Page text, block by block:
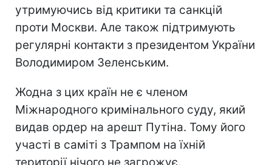
утримуючись від критики та санкцій
проти Москви. Але також підтримують
регулярні контакти з президентом України
Володимиром Зеленським.
Жодна з цих країн не є членом
Міжнародного кримінального суду, який
видав ордер на арешт Путіна. Тому його
участі в саміті з Трампом на їхній
території нічого не загрожує.